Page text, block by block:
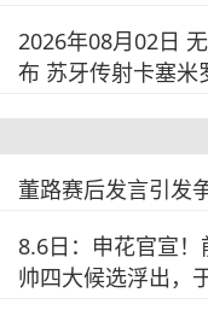
2026年08月02日
布 苏牙传射卡塞米
董路赛后发言引发
8.6日：申花官宣
帅四大候选浮出，